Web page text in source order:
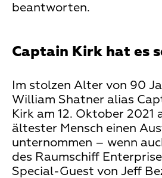
beantworten.
Captain Kirk hat es
Im stolzen Alter von 90
William Shatner alias
Kirk am 12. Oktober 2021
ältester Mensch einen
unternommen – wenn
des Raumschiff
Special-Guest von Jeff